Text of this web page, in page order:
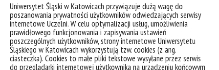
Uniwersytet Śląski w Katowicach przywiązuje dużą wagę do
poszanowania prywatności użytkowników odwiedzających serwisy
internetowe Uczelni. W celu optymalizacji usług, umożliwienia
prawidłowego funkcjonowania i zapisywania ustawień
poszczególnych użytkowników, strony internetowe Uniwersytetu
Śląskiego w Katowicach wykorzystują tzw. cookies (z ang.
ciasteczka). Cookies to małe pliki tekstowe wysyłane przez serwis
do przeglądarki internetowej użytkownika na urządzeniu końcowym
dr hab. Rafał Blicharz prof. UŚ
prof. dr hab. Zbigniew Kawiatowkowski